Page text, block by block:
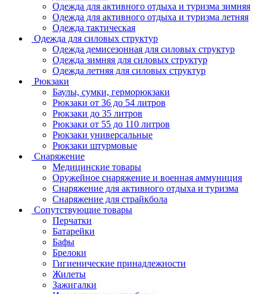
Одежда для активного отдыха и туризма зимняя
Одежда для активного отдыха и туризма летняя
Одежда тактическая
Одежда для силовых структур
Одежда демисезонная для силовых структур
Одежда зимняя для силовых структур
Одежда летняя для силовых структур
Рюкзаки
Баулы, сумки, герморюкзаки
Рюкзаки от 36 до 54 литров
Рюкзаки до 35 литров
Рюкзаки от 55 до 110 литров
Рюкзаки универсальные
Рюкзаки штурмовые
Снаряжение
Медицинские товары
Оружейное снаряжение и военная аммуниция
Снаряжение для активного отдыха и туризма
Снаряжение для страйкбола
Сопутствующие товары
Перчатки
Батарейки
Бафы
Брелоки
Гигиенические принадлежности
Жилеты
Зажигалки